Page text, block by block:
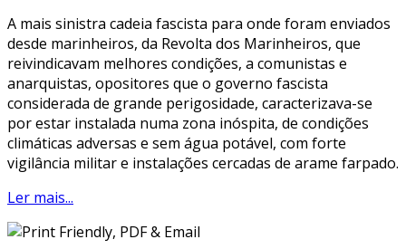
A mais sinistra cadeia fascista para onde foram enviados
desde marinheiros, da Revolta dos Marinheiros, que
reivindicavam melhores condições, a comunistas e
anarquistas, opositores que o governo fascista
considerada de grande perigosidade, caracterizava-se
por estar instalada numa zona inóspita, de condições
climáticas adversas e sem água potável, com forte
vigilância militar e instalações cercadas de arame farpado.
Ler mais...